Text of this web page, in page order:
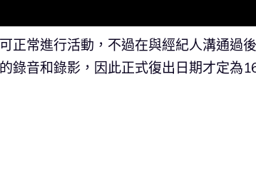
正常進行活動，不過在與經紀人溝通過
錄音和錄影，因此正式復出日期才定為